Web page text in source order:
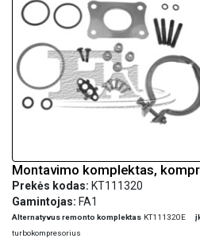
Montavimo komplektas,
Prekės kodas: KT111320
Gamintojas: FA1
Alternatyvus remonto komplektas KT111320E
turbokompresorius